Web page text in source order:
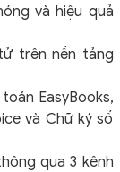
và hiệu quả
trên nền tảng
EasyBooks,
và Chữ ký số
qua 3 kênh